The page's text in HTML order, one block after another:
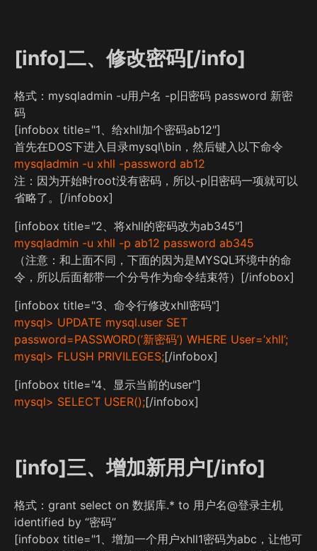
[info]二、修改密码[/info]
格式：mysqladmin -u用户名 -p旧密码 password 新密
码
[infobox title="1、给xhll加个密码ab12"]
首先在DOS下进入目录mysql\bin，然后键入以下命令
mysqladmin -u xhll -password ab12
注：因为开始时root没有密码，所以-p旧密码一项就可以
省略了。[/infobox]
[infobox title="2、将xhll的密码改为ab345"]
mysqladmin -u xhll -p ab12 password ab345
（注意：和上面不同，下面的因为是MYSQL环境中的命
令，所以后面都带一个分号作为命令结束符）[/infobox]
[infobox title="3、命令行修改xhll密码"]
mysql> UPDATE mysql.user SET
password=PASSWORD(’新密码’) WHERE User=’xhll’;
mysql> FLUSH PRIVILEGES;[/infobox]
[infobox title="4、显示当前的user"]
mysql> SELECT USER();[/infobox]
[info]三、增加新用户[/info]
格式：grant select on 数据库.* to 用户名@登录主机
identified by “密码”
[infobox title="1、增加一个用户xhll1密码为abc，让他可